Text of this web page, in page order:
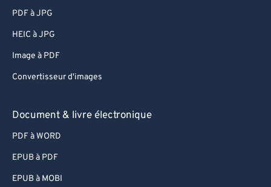
PDF à JPG
HEIC à JPG
Image à PDF
Convertisseur d'images
Document & livre électronique
PDF à WORD
EPUB à PDF
EPUB à MOBI